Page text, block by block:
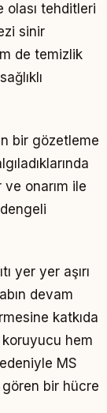
olası tehditleri
sinir
de temizlik
bir gözetleme
onarım ile
yer yer aşırı
devam
katkıda
hem
MS
gören bir hücre